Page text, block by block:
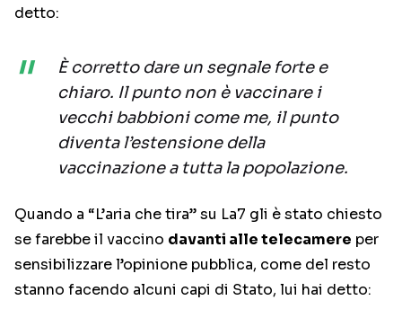
detto:
È corretto dare un segnale forte e
chiaro. Il punto non è vaccinare i
vecchi babbioni come me, il punto
diventa l’estensione della
vaccinazione a tutta la popolazione.
Quando a “L’aria che tira” su La7 gli è stato chiesto
se farebbe il vaccino davanti alle telecamere per
sensibilizzare l’opinione pubblica, come del resto
stanno facendo alcuni capi di Stato, lui hai detto: